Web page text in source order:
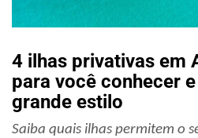
4 ilhas privativas em
para você conhecer
grande estilo
Saiba quais ilhas permitem o